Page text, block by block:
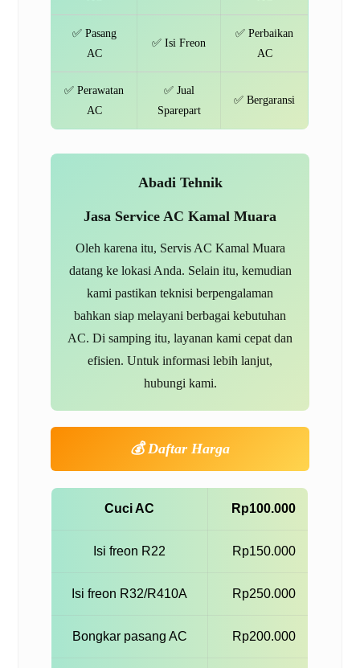
✅ Pasang
AC
✅ Isi Freon
✅ Perbaikan
AC
✅ Perawatan
AC
✅ Jual
Sparepart
✅ Bergaransi
Abadi Tehnik
Jasa Service AC Kamal Muara
Oleh karena itu, Servis AC Kamal Muara
datang ke lokasi Anda. Selain itu, kemudian
kami pastikan teknisi berpengalaman
bahkan siap melayani berbagai kebutuhan
AC. Di samping itu, layanan kami cepat dan
efisien. Untuk informasi lebih lanjut,
hubungi kami.
💰 Daftar Harga
Cuci AC Rp100.000
Isi freon R22 Rp150.000
Isi freon R32/R410A Rp250.000
Bongkar pasang AC Rp200.000